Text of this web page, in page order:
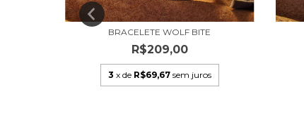
BRACELETE WOLF BITE
R$209,00
3 x de R$69,67 sem juros